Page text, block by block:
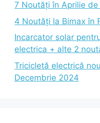
7 Noutăți în Aprilie
4 Noutăți la Bimax în
Incarcator solar
electrica + alte 2
Tricicletă electrică
Decembrie 2024